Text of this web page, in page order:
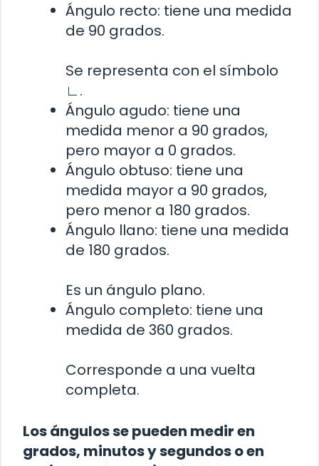
Ángulo recto: tiene una medida
de 90 grados.
Se representa con el símbolo
∟.
Ángulo agudo: tiene una
medida menor a 90 grados,
pero mayor a 0 grados.
Ángulo obtuso: tiene una
medida mayor a 90 grados,
pero menor a 180 grados.
Ángulo llano: tiene una medida
de 180 grados.
Es un ángulo plano.
Ángulo completo: tiene una
medida de 360 grados.
Corresponde a una vuelta
completa.
Los ángulos se pueden medir en
grados, minutos y segundos o en